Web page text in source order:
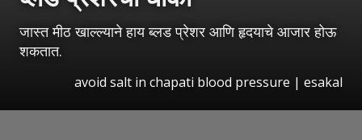
जास्त मीठ खाल्ल्याने हाय ब्लड प्रेशर आणि हृदयाचे आजार होऊ
शकतात.
avoid salt in chapati blood pressure | esakal